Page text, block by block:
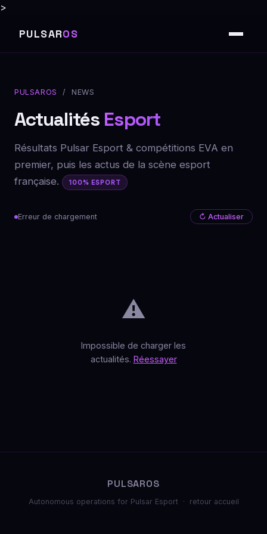
>
PULSAROS
PULSAROS / NEWS
Actualités Esport
Résultats Pulsar Esport & compétitions EVA en
premier, puis les actus de la scène esport
française.
100% ESPORT
Erreur de chargement ↻ Actualiser
⚠️
Impossible de charger les
actualités. Réessayer
PULSAROS
Autonomous operations for Pulsar Esport · retour accueil